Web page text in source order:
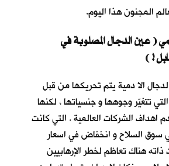
المجنون هذا اليوم.
( عين الدجال المصلوبة في
الا دمية يتم تحريكها من قبل
تتغيّر وجوهها و جنسياتها ، لكنها
اهداف الشركات العالمية . التي كانت
سوق السلاح و انخفاض في اسعار
هناك تعاظم لخطر الإرهابيين